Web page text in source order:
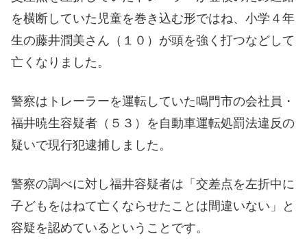
を横断していた児童を巻き込む形ではね、小学４年
生の藤井潤美さん（１０）が頭を強く打つなどして
亡くなりました。
警察はトレーラーを運転していた鳴門市の会社員・
福井暁生容疑者（５３）を自動車運転処罰法違反の
疑いで現行犯逮捕しました。
警察の調べに対し福井容疑者は「交差点を左折中に
子どもをはねて亡くならせたことは間違いない」と
容疑を認めているということです。